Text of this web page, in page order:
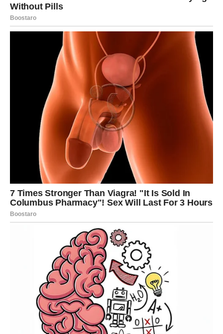
U ljubavi, ovo je period razotkrivanja. Ako si bio u odnosu
u kojem nisi bio siguran gde stojiš, sada dolazi jasan
odgovor. Neko će pokazati pravo lice – i to može biti ili
najlepša potvrda koju si čekao, ili razočaranje koje te
oslobađa iluzije. Nema više polovičnih emocija. Ili te neko
voli – ili ne. I sada ćeš to znati.
Ako si slobodan, moguće je da ćeš shvatiti da si
idealizovao osobu koja nije bila onakva kakvom si je
zamišljao. Ali isto tako, može se pojaviti neko ko će ti
pokazati kako izgleda iskrena emocija – bez igrica, bez
Na poslovnom planu, takođe dolazi razotkrivanje. Možda
ćeš saznati ko ti zaista želi dobro, a ko ne. Možda ćeš
shvatiti da neko nije bio iskren prema tebi. Ali ono što je
važno – sada imaš priliku da reaguješ mudro i zaštitiš
sebe.
Najvažnija lekcija za tebe u ovom periodu je:
Ti si dovoljno jak da je podneseš – i još jači da je
iskoristiš da kreneš dalje bez tereta.
RIBE – BUĐENJE IZ ILUZIJE